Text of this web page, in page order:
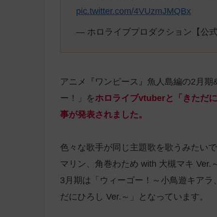
pic.twitter.com/4VUzmJMQBx
— ホロライブプロダクション【公
アニメ『ワンピース』魚人島編の2月
ー！」をホロライブvtuberと「きただ
事が発表されました。
色々な歌手が同じ主題歌を歌うみたい
マリン、角巻わため with 大槻マキ Ver.
3月期は「ウィーゴー！～小鳥遊キア
だにひろし Ver.～」となっています。